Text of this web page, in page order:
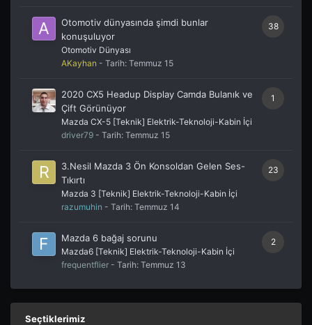
38
Otomotiv dünyasında şimdi bunlar
konuşuluyor
Otomotiv Dünyası
AKayhan - Tarih: Temmuz 15
1
2020 CX5 Headup Display Camda Bulanık ve
Çift Görünüyor
Mazda CX-5 [Teknik] Elektrik-Teknoloji-Kabin İçi
driver79 - Tarih: Temmuz 15
23
3.Nesil Mazda 3 Ön Konsoldan Gelen Ses-
Tıkırtı
Mazda 3 [Teknik] Elektrik-Teknoloji-Kabin İçi
razumuhin - Tarih: Temmuz 14
2
Mazda 6 bağaj sorunu
Mazda6 [Teknik] Elektrik-Teknoloji-Kabin İçi
frequentflier - Tarih: Temmuz 13
Seçtiklerimiz